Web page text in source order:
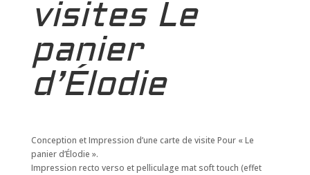
visites Le
panier
d’Élodie
Conception et Impression d’une carte de visite Pour « Le
panier d’Élodie ».
Impression recto verso et pelliculage mat soft touch (effet